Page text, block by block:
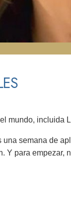
mundo, incluida
una semana de
Y para empezar,